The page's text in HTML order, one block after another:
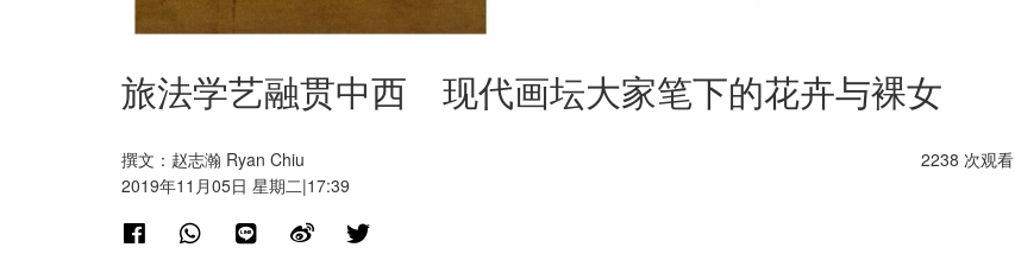
旅法学艺融贯中西 现代画坛大家笔下的花卉与裸女
撰文：赵志瀚 Ryan Chiu
2019年11月05日 星期二|17:39
2238 次观看